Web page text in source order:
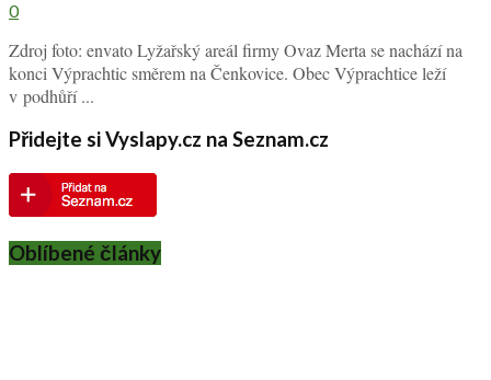
0
Zdroj foto: envato Lyžařský areál firmy Ovaz Merta se nachází na
konci Výprachtic směrem na Čenkovice. Obec Výprachtice leží
v podhůří ...
Přidejte si Vyslapy.cz na Seznam.cz
Oblíbené články